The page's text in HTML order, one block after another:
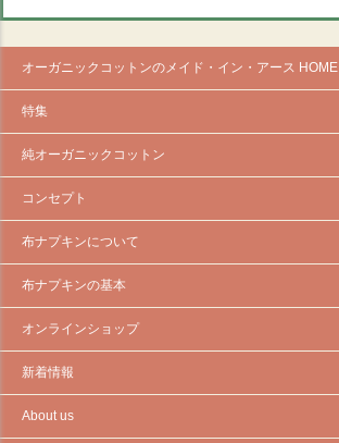
オーガニックコットンのメイド・イン・アース HOME
特集
純オーガニックコットン
コンセプト
布ナプキンについて
布ナプキンの基本
オンラインショップ
新着情報
About us